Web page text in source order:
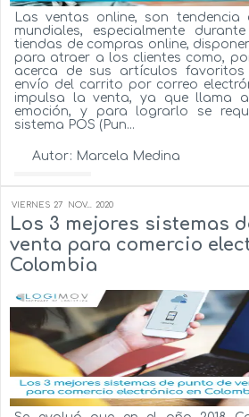
Las ventas online, son tendencia
mundiales, especialmente
tiendas de compras online,
para atraer a los clientes como,
acerca de sus artículos
envío del carrito por correo
impulsa la venta, ya que llama
emoción, y para lograrlo se
sistema POS (Pun...
Autor: Marcela Medina
VIERNES 27 NOV... 2020
Los 3 mejores sistemas
venta para comercio
Colombia